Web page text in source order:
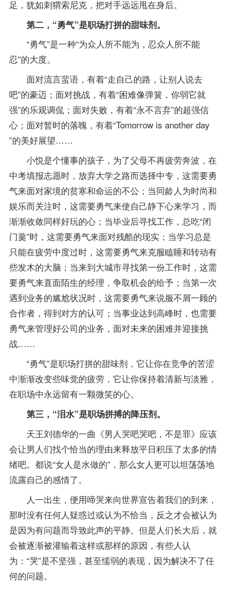
足，犹如刺猬索尼克，把对手远远甩在身后。
第二，“勇气”是职场打拼的甜味剂。
“勇气”是一种“为众人所不能为，忍众人所不能
忍”的大度。
面对流言蜚语，有着“走自己的路，让别人说去
吧”的豪迈；面对挑战，有着“困难像弹簧，你弱它就
强”的乐观调侃；面对失败，有着“永不言弃”的超强信
心；面对暂时的落魄，有着“Tomorrow is another day
”的美好展望……
小悦是个懂事的孩子，为了父母不再疲劳奔波，在
中考填报志愿时，放弃大学之路而选择中专，这需要勇
气来面对家境的贫寒和命运的不公；当同龄人为时尚和
娱乐而关注时，这需要勇气来使自己静下心来学习，而
渐渐收敛同样好玩的心；当毕业后寻找工作，总吃“闭
门羹”时，这需要勇气来面对残酷的现实；当学习总是
只能在疲劳中度过时，这需要勇气来克服瞌睡和转动有
些发木的大脑；当来到大城市寻找第一份工作时，这需
要勇气来直面陌生的经理，争取机会的给予；当第一次
遇到业务的尴尬状况时，这需要勇气来说服不屑一顾的
合作者，得到对方的认可；当事业达到高峰时，也需要
勇气来管理好公司的业务，面对未来的困难并迎接挑
战……
“勇气”是职场打拼的甜味剂，它让你在竞争的苦涩
中渐渐改变些味觉的疲劳，它让你保持着清新与淡雅，
在职场中永远留有一颗微笑的心。
第三，“泪水”是职场拼搏的降压剂。
天王刘德华的一曲《男人哭吧哭吧，不是罪》应该
会让男人们找个恰当的理由来释放平日积压了太多的情
绪吧。都说“女人是水做的”，那么女人更可以坦荡荡地
流露自己的感情了。
人一出生，便用啼哭来向世界宣告着我们的到来，
那时没有任何人疑惑过或认为不恰当，反之才会被认为
是因为有问题而导致此声的平静。但是人们长大后，就
会被逐渐被灌输着这样或那样的原因，有些人认
为：“哭”是不坚强，甚至懦弱的表现，因为解决不了任
何的问题。